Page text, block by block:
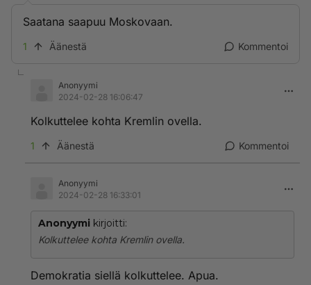
Saatana saapuu Moskovaan.
1 Äänestä Kommentoi
Anonyymi
2024-02-28 16:06:47
Kolkuttelee kohta Kremlin ovella.
1 Äänestä Kommentoi
Anonyymi
2024-02-28 16:33:01
Anonyymi kirjoitti:
Kolkuttelee kohta Kremlin ovella.
Demokratia siellä kolkuttelee. Apua.